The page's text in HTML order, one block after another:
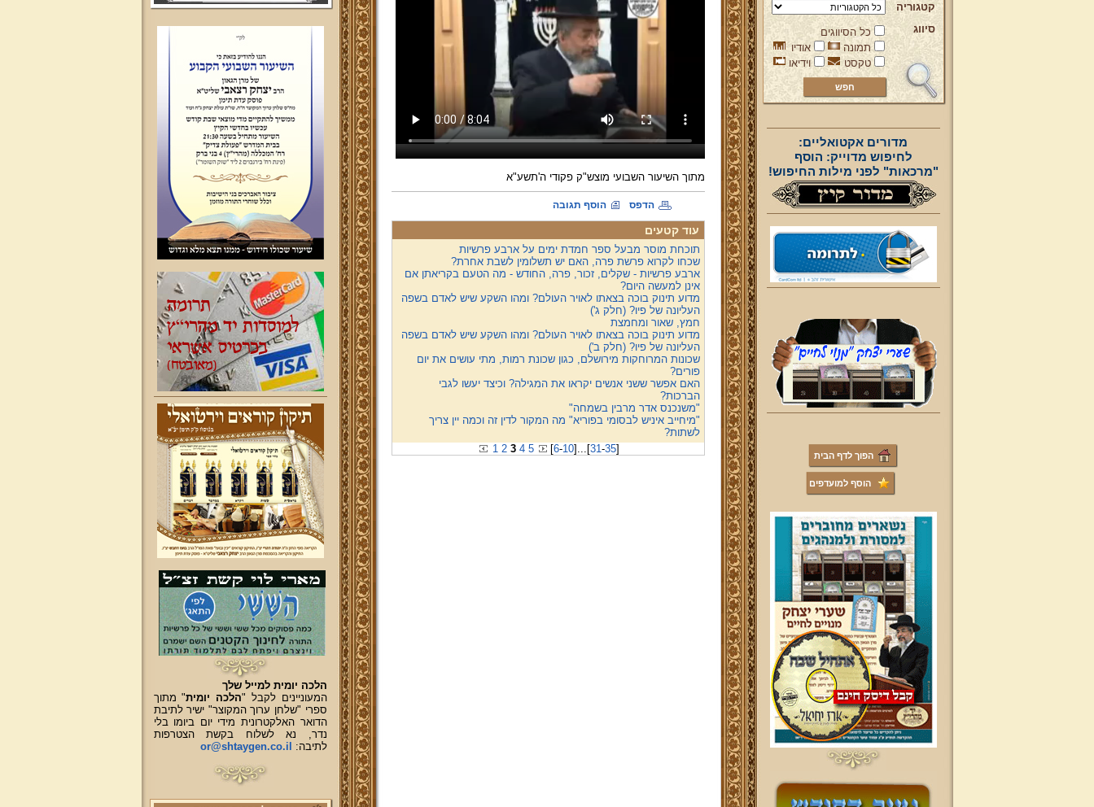
קטגוריה
סיווג
כל הסיווגים
תמונה
אודיו
טקסט
וידיאו
מדורים אקטואליים:
לחיפוש מדוייק: הוסף
"מרכאות" לפני מילות החיפוש!
הפוך לדף הבית
הוסף למועדפים
מתוך השיעור השבועי מוצש"ק פקודי ה'תשע"א
הדפס הוסף תגובה
עוד קטעים
תוכחת מוסר מבעל ספר חמדת ימים על ארבע פרשיות
שכחו לקרוא פרשת פרה, האם יש תשלומין לשבת אחרת?
ארבע פרשיות - שקלים, זכור, פרה, החודש - מה הטעם בקריאתן אם
אינן למעשה היום?
מדוע תינוק בוכה בצאתו לאויר העולם? ומהו השקע שיש לאדם בשפה
העליונה של פיו? (חלק ג')
חמץ, שאור ומחמצת
מדוע תינוק בוכה בצאתו לאויר העולם? ומהו השקע שיש לאדם בשפה
העליונה של פיו? (חלק ב')
שכונות המרוחקות מירושלם, כגון שכונת רמות, מתי עושים את יום
פורים?
האם אפשר ששני אנשים יקראו את המגילה? וכיצד יעשו לגבי
הברכות?
"משנכנס אדר מרבין בשמחה"
"מיחייב איניש לבסומי בפוריא" מה המקור לדין זה וכמה יין צריך
לשתות?
1 2 3 4 5 [6-10] ... [31-35]
הלכה יומית למייל שלך
המעוניינים לקבל "הלכה יומית" מתוך
ספרי "שלחן ערוך המקוצר" ישיר לתיבת
הדואר האלקטרונית מידי יום ביומו בלי
נדר, נא לשלוח בקשת הצטרפות
לתיבה:
or@shtaygen.co.il